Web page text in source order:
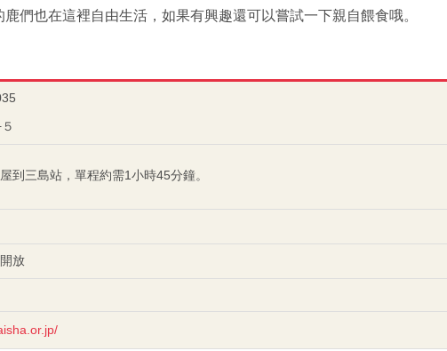
們也在這裡自由生活，如果有興趣還可以嘗試一下親自餵食哦。
到三島站，單程約需1小時45分鐘。
放